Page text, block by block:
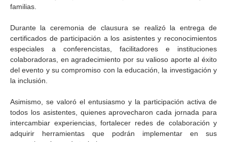
familias.
Durante la ceremonia de clausura se realizó la entrega de
certificados de participación a los asistentes y reconocimientos
especiales a conferencistas, facilitadores e instituciones
colaboradoras, en agradecimiento por su valioso aporte al éxito
del evento y su compromiso con la educación, la investigación y
la inclusión.
Asimismo, se valoró el entusiasmo y la participación activa de
todos los asistentes, quienes aprovecharon cada jornada para
intercambiar experiencias, fortalecer redes de colaboración y
adquirir herramientas que podrán implementar en sus